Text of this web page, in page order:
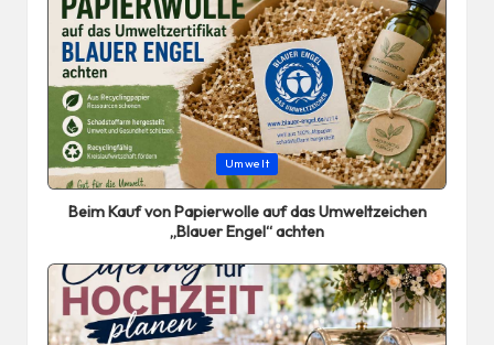
Posted
in
Umwelt
Beim Kauf von Papierwolle auf das Umweltzeichen
„Blauer Engel“ achten